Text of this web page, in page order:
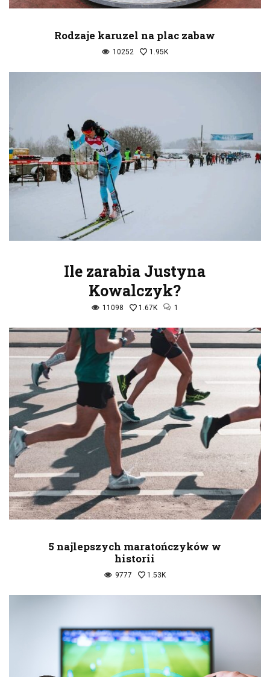
Rodzaje karuzel na plac zabaw
10252 1.95K
Ile zarabia Justyna
Kowalczyk?
11098 1.67K 1
5 najlepszych maratończyków w
historii
9777 1.53K